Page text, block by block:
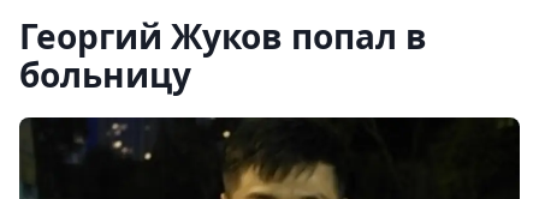
Георгий Жуков попал в
больницу